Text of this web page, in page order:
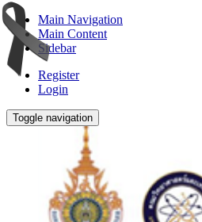
Main Navigation
Main Content
Sidebar
Register
Login
Toggle navigation